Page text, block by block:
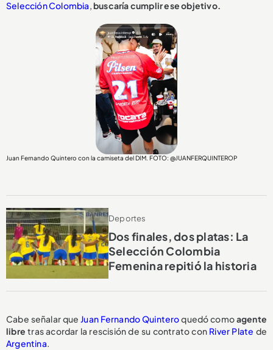
Selección Colombia,buscaría cumplir ese objetivo.
Juan Fernando Quintero con la camiseta del DIM. FOTO: @JUANFERQUINTEROP
Deportes
Dos finales, dos platas: La
Selección Colombia
Femenina repitió la historia
Cabe señalar queJuan Fernando Quinteroquedó comoagente
libre tras acordar la rescisión de su contrato con River Plate de
Argentina.